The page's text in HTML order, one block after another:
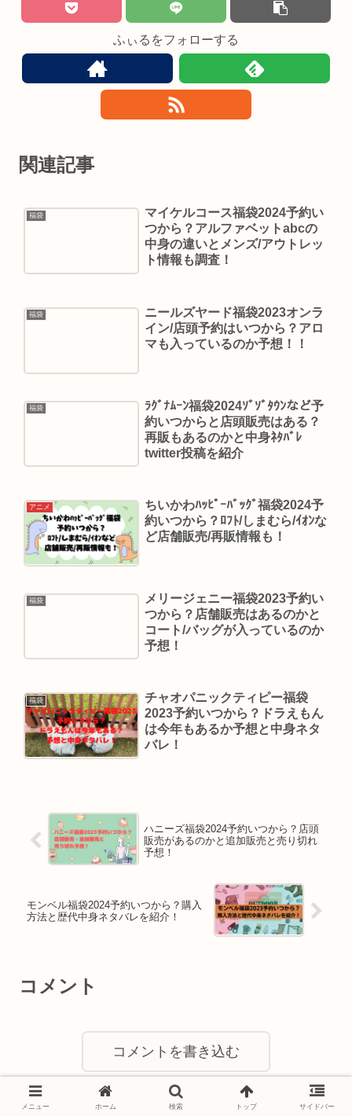
ふぃるをフォローする
関連記事
福袋
マイケルコース福袋2024予約い
つから？アルファベットabcの
中身の違いとメンズ/アウトレッ
ト情報も調査！
福袋
ニールズヤード福袋2023オンラ
イン/店頭予約はいつから？アロ
マも入っているのか予想！！
福袋
ﾗｸﾞﾅﾑｰﾝ福袋2024ｿﾞｿﾞﾀｳﾝなど予
約いつからと店頭販売はある？
再販もあるのかと中身ﾈﾀﾊﾞﾚ
twitter投稿を紹介
アニメ
ちいかわﾊｯﾋﾟｰﾊﾞｯｸﾞ福袋2024予
約いつから？ﾛﾌﾄ/しまむら/ｲｵﾝな
ど店舗販売/再販情報も！
福袋
メリージェニー福袋2023予約い
つから？店舗販売はあるのかと
コート/バッグが入っているのか
予想！
福袋
チャオパニックティピー福袋
2023予約いつから？ドラえもん
は今年もあるか予想と中身ネタ
バレ！
ハニーズ福袋2024予約いつから？店頭
販売があるのかと追加販売と売り切れ
予想！
モンベル福袋2024予約いつから？購入
方法と歴代中身ネタバレを紹介！
コメント
コメントを書き込む
ホーム 福袋
メニュー ホーム 検索 トップ サイドバー